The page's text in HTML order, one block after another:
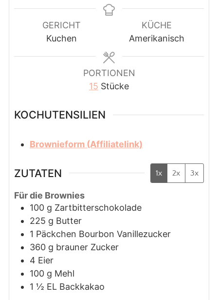
GERICHT
Kuchen
KÜCHE
Amerikanisch
PORTIONEN
15 Stücke
KOCHUTENSILIEN
Brownieform (Affiliatelink)
ZUTATEN 1x 2x 3x
Für die Brownies
100 g Zartbitterschokolade
225 g Butter
1 Päckchen Bourbon Vanillezucker
360 g brauner Zucker
4 Eier
100 g Mehl
1 ½ EL Backkakao